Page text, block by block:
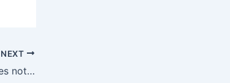
NEXT
HY 0026 Dog loves cat does not let go